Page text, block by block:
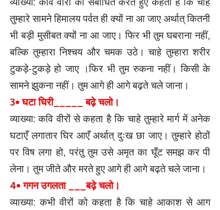
तुम्हारे सामने हिमालय पर्वत ही क्यों ना आ जाए अर्थात् कितनी
भी बड़ी मुसीबत क्यों ना आ जाए। फिर भी तुम घबराना नहीं,
बल्कि तुम्हारा निश्चय और चमक उठे। चाहे तुम्हारा शरीर
टुकड़े-टुकड़े हो जाए ।फिर भी तुम रुकना नहीं। किसी के
सामने झुकना नहीं। तुम आगे ही आगे बढ़ते चले जाना।
3• घटा घिरी_____ बढ़े चलो।
व्याख्या: कवि वीरों से कहता है कि चाहे तुम्हारे मार्ग में अनेक
घटाएँ लगातार घिर आएँ अर्थात् दुःख छा जाए। तुम्हारे होठों
पर विष लगा हो, परंतु तुम उसे अमृत का घूँट समझ कर पी
लेना। तुम जीते और मरते हुए आगे ही आगे बढ़ते चले जाना।
4• गगन उगलता ___बढ़े चलो।
व्याख्या: कभी वीरों को कहता है कि चाहे आकाश से आग